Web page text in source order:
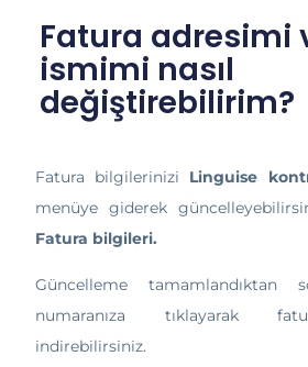
Fatura adresimi
ismimi nasıl
değiştirebilirim?
Fatura bilgilerinizi Linguise
menüye giderek
Fatura bilgileri.
Güncelleme tamamlandıktan
numaranıza tıklayarak
indirebilirsiniz.